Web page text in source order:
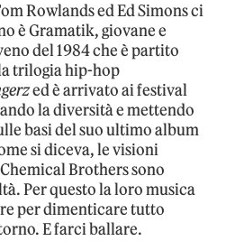
Rowlands ed Ed Simons ci
è Gramatik, giovane e
del 1984 che è partito
trilogia hip-hop
ed è arrivato ai festival
la diversità e mettendo
basi del suo ultimo album
si diceva, le visioni
Brothers sono
Per questo la loro musica
per dimenticare tutto
E farci ballare.